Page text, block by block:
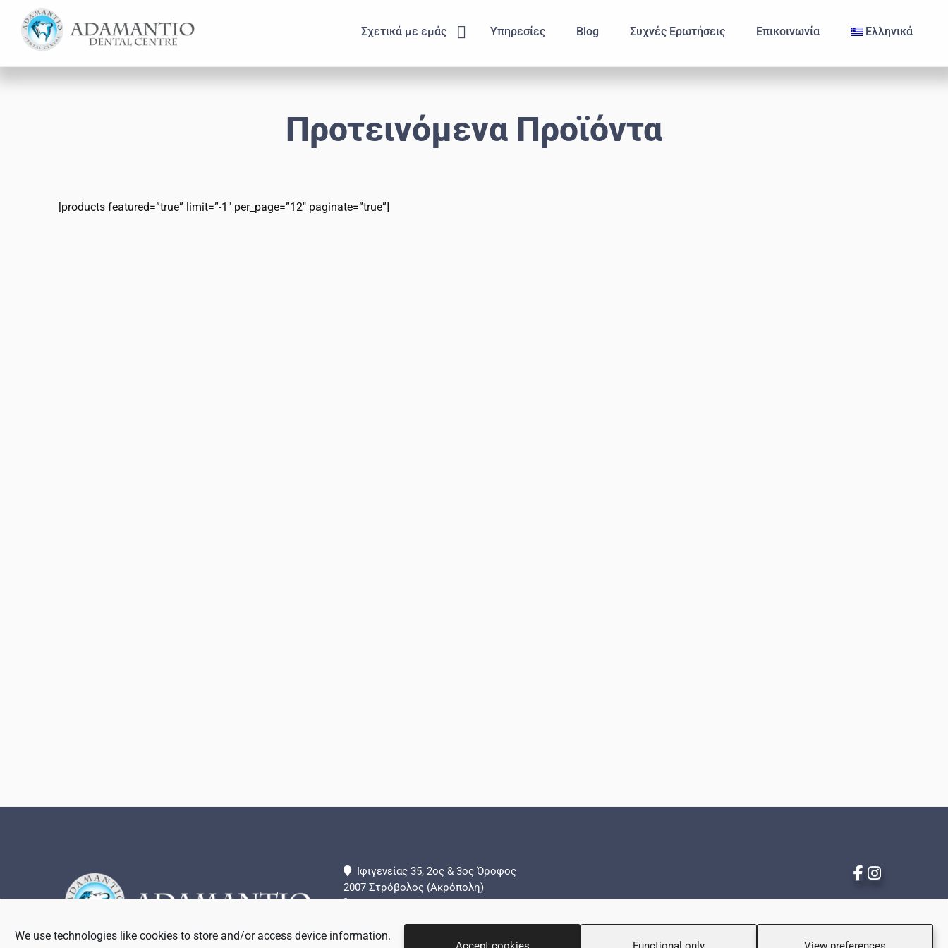
We use technologies like cookies to store and/or access device information.
main
footer
Σχετικά με εμάς SubmenuΥπηρεσίες Blog Συχνές Ερωτήσεις Επικοινωνία Ελληνικά
Προτεινόμενα Προϊόντα
[products featured=”true” limit=”-1″ per_page=”12″ paginate=”true”]
Ιφιγενείας 35, 2ος & 3ος Όροφος
2007 Στρόβολος (Ακρόπολη)
+357 22 442288
info@adamantio.com